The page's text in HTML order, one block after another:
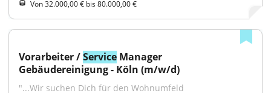
Von 32.000,00 € bis 80.000,00 €
Vorarbeiter / Service Manager
Gebäudereinigung - Köln (m/w/d)